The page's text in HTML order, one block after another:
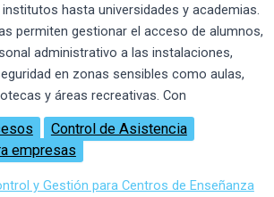
hasta universidades y academias.
permiten gestionar el acceso de alumnos,
administrativo a las instalaciones,
en zonas sensibles como aulas,
y áreas recreativas. Con
Control de Asistencia
empresas
y Gestión para Centros de Enseñanza